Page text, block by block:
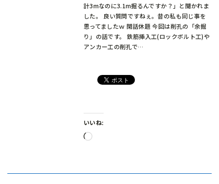
計3mなのに3.1m掘るんですか？」と聞かれま
した。 良い質問ですねぇ。昔の私も同じ事を
思ってましたｗ 閑話休題 今回は削孔の「余掘
り」の話です。 鉄筋挿入工(ロックボルト工)や
アンカー工の削孔で…
いいね:
読